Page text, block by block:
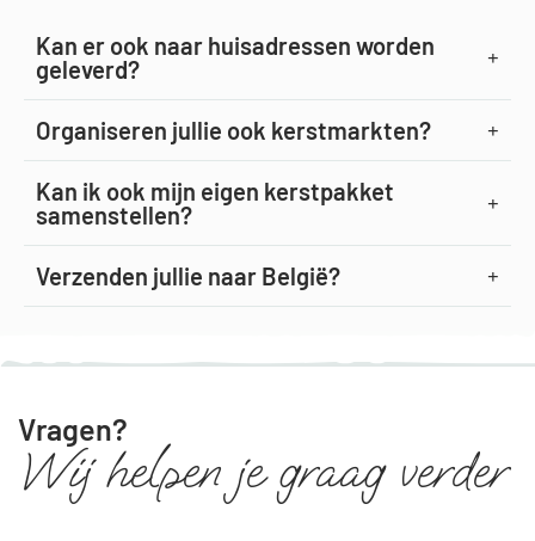
Kan er ook naar huisadressen worden
geleverd?
Organiseren jullie ook kerstmarkten?
Kan ik ook mijn eigen kerstpakket
samenstellen?
Verzenden jullie naar België?
Vragen?
Wij helpen je graag verder